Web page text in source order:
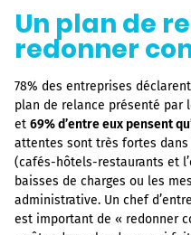
Un plan de
redonner
78% des entreprises
plan de relance présenté par
et 69% d’entre eux pensent
attentes sont très fortes
(cafés-hôtels-restaurants et
baisses de charges ou les
administrative. Un chef
est important de « redonner